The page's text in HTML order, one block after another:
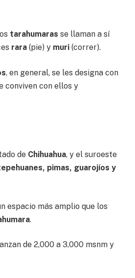
tarahumaras se llaman a sí
rara (pie) y muri (correr).
, en general, se les designa con
conviven con ellos y
de Chihuahua, y el suroeste
pimas, guarojíos y
espacio más amplio que los
.
de 2,000 a 3,000 msnm y